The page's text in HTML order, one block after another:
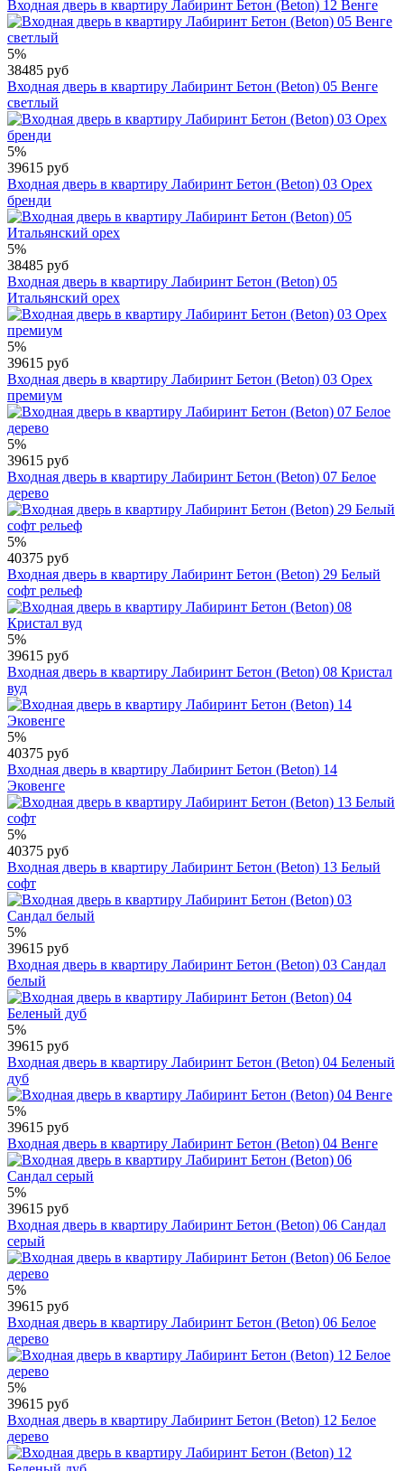
Входная дверь в квартиру Лабиринт Бетон (Beton) 12 Венге
5%
38485 руб
Входная дверь в квартиру Лабиринт Бетон (Beton) 05 Венге
светлый
5%
39615 руб
Входная дверь в квартиру Лабиринт Бетон (Beton) 03 Орех
бренди
5%
38485 руб
Входная дверь в квартиру Лабиринт Бетон (Beton) 05
Итальянский орех
5%
39615 руб
Входная дверь в квартиру Лабиринт Бетон (Beton) 03 Орех
премиум
5%
39615 руб
Входная дверь в квартиру Лабиринт Бетон (Beton) 07 Белое
дерево
5%
40375 руб
Входная дверь в квартиру Лабиринт Бетон (Beton) 29 Белый
софт рельеф
5%
39615 руб
Входная дверь в квартиру Лабиринт Бетон (Beton) 08 Кристал
вуд
5%
40375 руб
Входная дверь в квартиру Лабиринт Бетон (Beton) 14
Эковенге
5%
40375 руб
Входная дверь в квартиру Лабиринт Бетон (Beton) 13 Белый
софт
5%
39615 руб
Входная дверь в квартиру Лабиринт Бетон (Beton) 03 Сандал
белый
5%
39615 руб
Входная дверь в квартиру Лабиринт Бетон (Beton) 04 Беленый
дуб
5%
39615 руб
Входная дверь в квартиру Лабиринт Бетон (Beton) 04 Венге
5%
39615 руб
Входная дверь в квартиру Лабиринт Бетон (Beton) 06 Сандал
серый
5%
39615 руб
Входная дверь в квартиру Лабиринт Бетон (Beton) 06 Белое
дерево
5%
39615 руб
Входная дверь в квартиру Лабиринт Бетон (Beton) 12 Белое
дерево